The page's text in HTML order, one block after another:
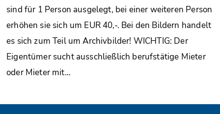
sind für 1 Person ausgelegt, bei einer weiteren Person
erhöhen sie sich um EUR 40,-. Bei den Bildern handelt
es sich zum Teil um Archivbilder! WICHTIG: Der
Eigentümer sucht ausschließlich berufstätige Mieter
oder Mieter mit…